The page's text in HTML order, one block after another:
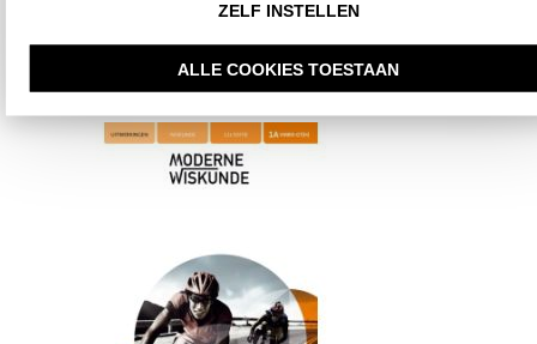
ZELF INSTELLEN
ALLE COOKIES TOESTAAN
Moderne wiskunde 12e ed : 1 vmbo-
gt/(Ihavo) A : Uitwerkingen